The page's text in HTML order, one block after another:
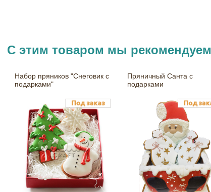
С этим товаром мы рекомендуем
Набор пряников "Снеговик с
подарками"
Пряничный Санта с
подарками